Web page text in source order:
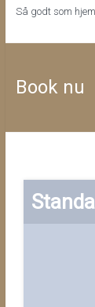
Så godt som
Book nu